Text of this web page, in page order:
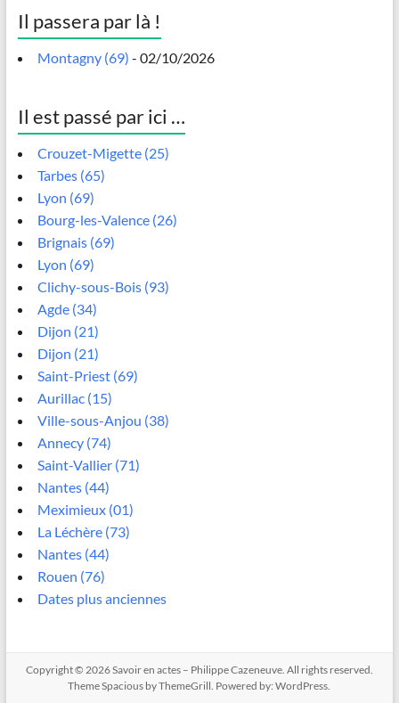
Il passera par là !
Montagny (69) - 02/10/2026
Il est passé par ici …
Crouzet-Migette (25)
Tarbes (65)
Lyon (69)
Bourg-les-Valence (26)
Brignais (69)
Lyon (69)
Clichy-sous-Bois (93)
Agde (34)
Dijon (21)
Dijon (21)
Saint-Priest (69)
Aurillac (15)
Ville-sous-Anjou (38)
Annecy (74)
Saint-Vallier (71)
Nantes (44)
Meximieux (01)
La Léchère (73)
Nantes (44)
Rouen (76)
Dates plus anciennes
Copyright © 2026Savoir en actes – Philippe Cazeneuve. All rights reserved.
ThemeSpacious by ThemeGrill. Powered by:WordPress